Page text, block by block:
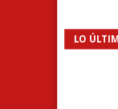
LO